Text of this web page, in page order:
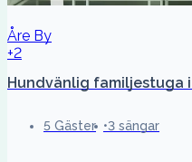
Åre By
+2
Hundvänlig familjestuga
5 Gäster 3 sängar